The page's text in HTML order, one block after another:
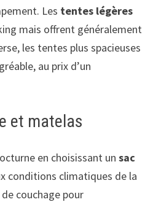
Les tentes légères
mais offrent généralement
les tentes plus spacieuses
au prix d’un
et matelas
en choisissant un sac
conditions climatiques de la
couchage pour